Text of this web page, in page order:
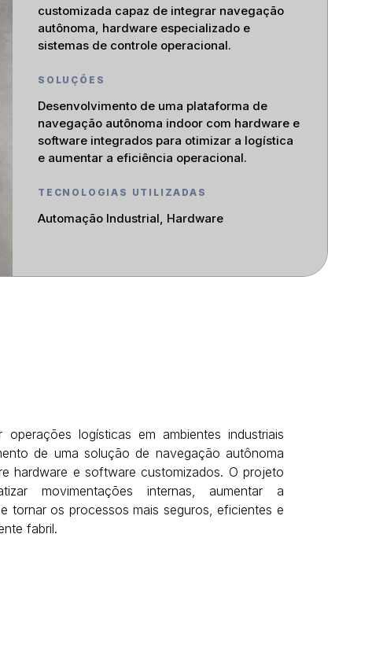
customizada capaz de integrar navegação
autônoma, hardware especializado e
sistemas de controle operacional.
SOLUÇÕES
Desenvolvimento de uma plataforma de
navegação autônoma indoor com hardware e
software integrados para otimizar a logística
e aumentar a eficiência operacional.
TECNOLOGIAS UTILIZADAS
Automação Industrial, Hardware
logísticas em ambientes industriais
de uma solução de navegação autônoma
hardware e software customizados. O projeto
movimentações internas, aumentar a
tornar os processos mais seguros, eficientes e
fabril.